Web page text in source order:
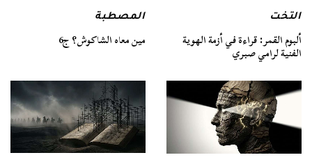
التخت
ألبوم القمر: قراءة في أزمة الهوية
الفنية لرامي صبري
المصطبة
مين معاه الشاكوش؟ ج6